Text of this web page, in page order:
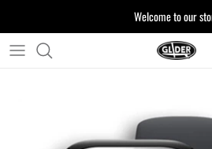
ッ
Welcome to our
お客様からいただいたご質問
ます